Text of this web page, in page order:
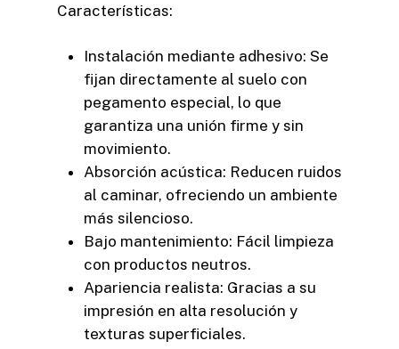
Características:
Instalación mediante adhesivo: Se
fijan directamente al suelo con
pegamento especial, lo que
garantiza una unión firme y sin
movimiento.
Absorción acústica: Reducen ruidos
al caminar, ofreciendo un ambiente
más silencioso.
Bajo mantenimiento: Fácil limpieza
con productos neutros.
Apariencia realista: Gracias a su
impresión en alta resolución y
texturas superficiales.